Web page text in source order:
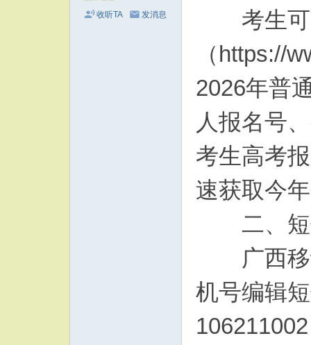
收听TA 发消息
考生可
（https://
2026年普
人报名号
考生高考
速获取今
二、短
广西移
机号编辑